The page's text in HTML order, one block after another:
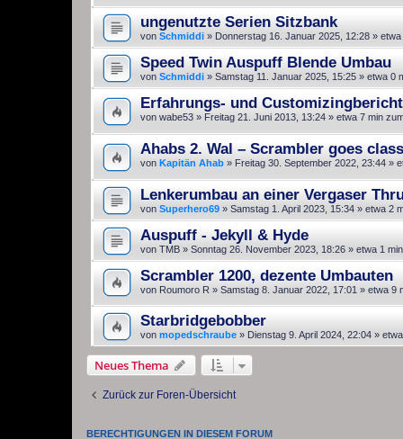
ungenutzte Serien Sitzbank
von Schmiddi » Donnerstag 16. Januar 2025, 12:28 »
Speed Twin Auspuff Blende Umbau
von Schmiddi » Samstag 11. Januar 2025, 15:25 » etwa 0
Erfahrungs- und
von wabe53 » Freitag 21. Juni 2013, 13:24 » etwa 7 min
Ahabs 2. Wal – Scrambler goes
von Kapitän Ahab » Freitag 30. September 2022, 23:44 »
Lenkerumbau an einer Vergaser
von Superhero69 » Samstag 1. April 2023, 15:34 » etwa 2
Auspuff - Jekyll & Hyde
von TMB » Sonntag 26. November 2023, 18:26 » etwa 1
Scrambler 1200, dezente Umbauten
von Roumoro R » Samstag 8. Januar 2022, 17:01 » etwa 9
Starbridgebobber
von mopedschraube » Dienstag 9. April 2024, 22:04 »
Neues Thema
Zurück zur Foren-Übersicht
BERECHTIGUNGEN IN DIESEM FORUM